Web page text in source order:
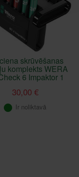
skrūvēšanas
komplekts WERA
6 Impaktor 1
30,00 €
Ir noliktavā